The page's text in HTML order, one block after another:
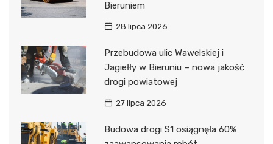
Bieruniem
28 lipca 2026
Przebudowa ulic Wawelskiej i
Jagiełły w Bieruniu – nowa jakość
drogi powiatowej
27 lipca 2026
Budowa drogi S1 osiągnęła 60%